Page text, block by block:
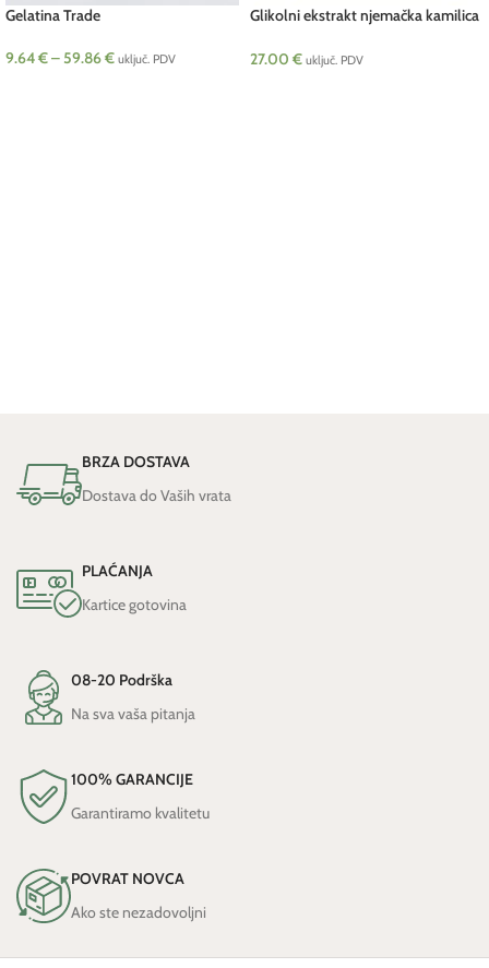
Gelatina Trade
9.64€– 59.86€ uključ. PDV
Glikolni ekstrakt njemačka kamilica
27.00 € uključ. PDV
BRZA DOSTAVA
Dostava do Vaših vrata
PLAĆANJA
Kartice gotovina
08-20 Podrška
Na sva vaša pitanja
100% GARANCIJE
Garantiramo kvalitetu
POVRAT NOVCA
Ako ste nezadovoljni